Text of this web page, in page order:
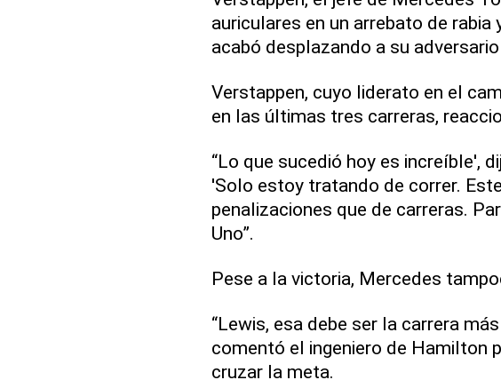
auriculares en un arrebato de
acabó desplazando a su
Verstappen, cuyo liderato en el
en las últimas tres carreras,
“Lo que sucedió hoy es increíble',
'Solo estoy tratando de correr.
penalizaciones que de carreras.
Uno”.
Pese a la victoria, Mercedes
“Lewis, esa debe ser la carrera
comentó el ingeniero de Hamilton
cruzar la meta.